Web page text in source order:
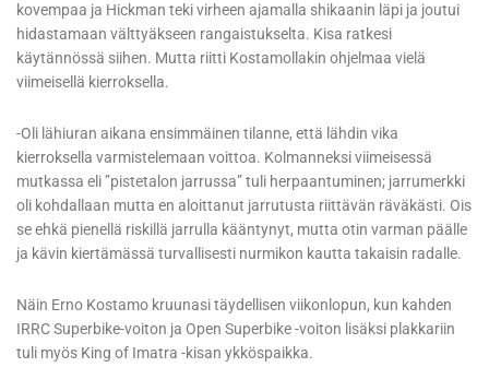
kovempaa ja Hickman teki virheen ajamalla shikaanin läpi ja joutui
hidastamaan välttyäkseen rangaistukselta. Kisa ratkesi
käytännössä siihen. Mutta riitti Kostamollakin ohjelmaa vielä
viimeisellä kierroksella.
-Oli lähiuran aikana ensimmäinen tilanne, että lähdin vika
kierroksella varmistelemaan voittoa. Kolmanneksi viimeisessä
mutkassa eli ”pistetalon jarrussa” tuli herpaantuminen; jarrumerkki
oli kohdallaan mutta en aloittanut jarrutusta riittävän räväkästi. Ois
se ehkä pienellä riskillä jarrulla kääntynyt, mutta otin varman päälle
ja kävin kiertämässä turvallisesti nurmikon kautta takaisin radalle.
Näin Erno Kostamo kruunasi täydellisen viikonlopun, kun kahden
IRRC Superbike-voiton ja Open Superbike -voiton lisäksi plakkariin
tuli myös King of Imatra -kisan ykköspaikka.